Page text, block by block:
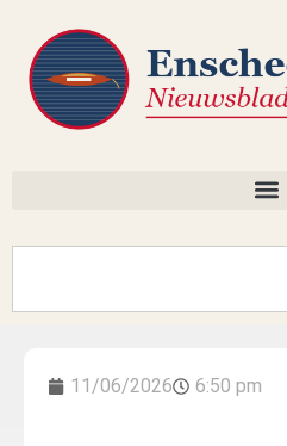
11/06/2026 6:50 pm